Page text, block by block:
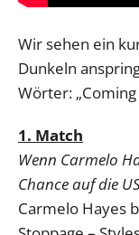
Wir sehen ein
Dunkeln
Wörter: „Coming
1. Match
Wenn Carmelo
Chance auf die
Carmelo Hayes